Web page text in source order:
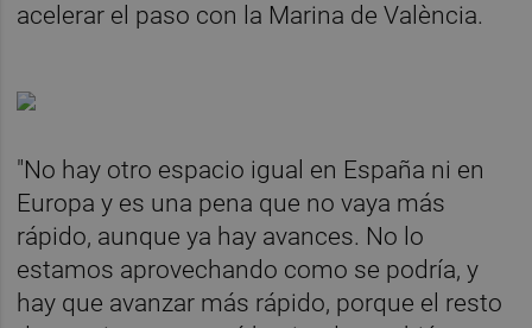
acelerar el paso con la Marina de València.
"No hay otro espacio igual en España ni en
Europa y es una pena que no vaya más
rápido, aunque ya hay avances. No lo
estamos aprovechando como se podría, y
hay que avanzar más rápido, porque el resto